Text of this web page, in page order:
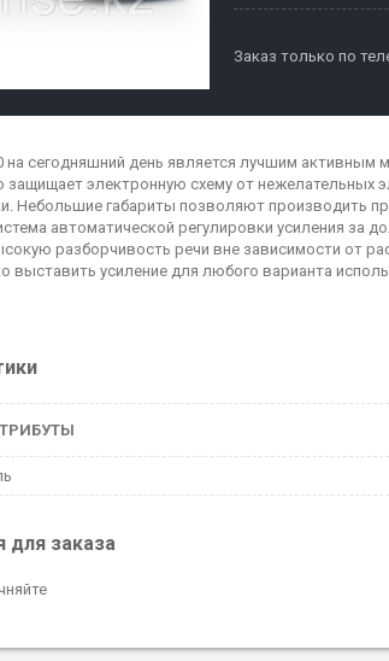
Заказ только по
на сегодняшний день является лучшим
защищает электронную схему от нежелательных
Небольшие габариты позволяют
автоматической регулировки усиления за
разборчивость речи вне зависимости от
выставить усиление для любого варианта
для заказа